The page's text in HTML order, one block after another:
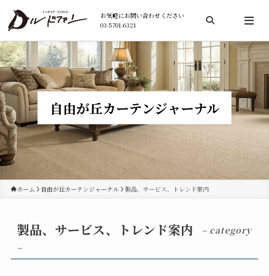
お気軽にお問い合わせください
03-5701-6321
検索
自由が丘カーテンジャーナル
ホーム 自由が丘カーテンジャーナル 製品、サービス、トレンド案内
製品、サービス、トレンド案内
– category
–